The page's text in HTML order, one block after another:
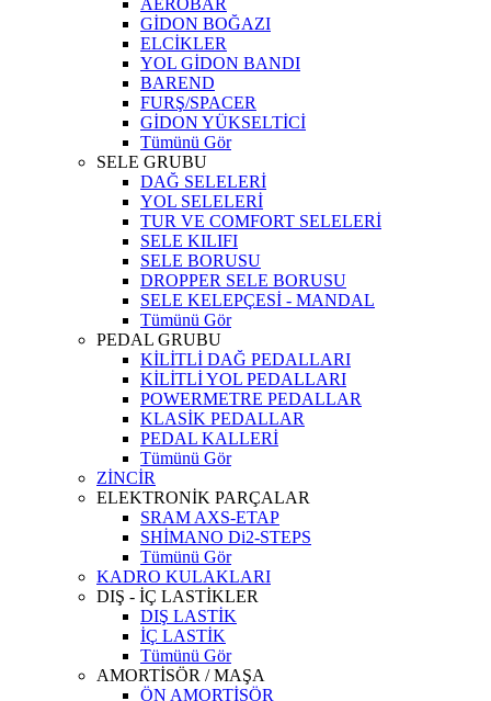
AEROBAR
GİDON BOĞAZI
ELCİKLER
YOL GİDON BANDI
BAREND
FURŞ/SPACER
GİDON YÜKSELTİCİ
Tümünü Gör
SELE GRUBU
DAĞ SELELERİ
YOL SELELERİ
TUR VE COMFORT SELELERİ
SELE KILIFI
SELE BORUSU
DROPPER SELE BORUSU
SELE KELEPÇESİ - MANDAL
Tümünü Gör
PEDAL GRUBU
KİLİTLİ DAĞ PEDALLARI
KİLİTLİ YOL PEDALLARI
POWERMETRE PEDALLAR
KLASİK PEDALLAR
PEDAL KALLERİ
Tümünü Gör
ZİNCİR
ELEKTRONİK PARÇALAR
SRAM AXS-ETAP
SHİMANO Di2-STEPS
Tümünü Gör
KADRO KULAKLARI
DIŞ - İÇ LASTİKLER
DIŞ LASTİK
İÇ LASTİK
Tümünü Gör
AMORTİSÖR / MAŞA
ÖN AMORTİSÖR